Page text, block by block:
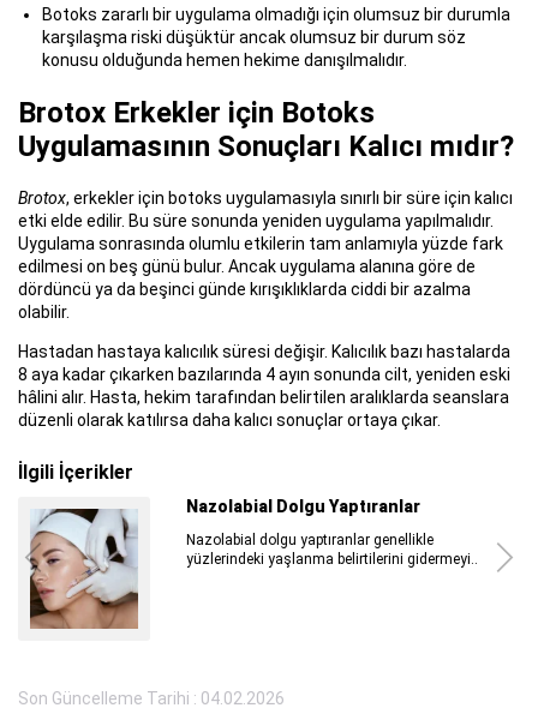
Botoks zararlı bir uygulama olmadığı için olumsuz bir durumla
karşılaşma riski düşüktür ancak olumsuz bir durum söz
konusu olduğunda hemen hekime danışılmalıdır.
Brotox Erkekler için Botoks
Uygulamasının Sonuçları Kalıcı mıdır?
Brotox, erkekler için botoks uygulamasıyla sınırlı bir süre için kalıcı
etki elde edilir. Bu süre sonunda yeniden uygulama yapılmalıdır.
Uygulama sonrasında olumlu etkilerin tam anlamıyla yüzde fark
edilmesi on beş günü bulur. Ancak uygulama alanına göre de
dördüncü ya da beşinci günde kırışıklıklarda ciddi bir azalma
olabilir.
Hastadan hastaya kalıcılık süresi değişir. Kalıcılık bazı hastalarda
8 aya kadar çıkarken bazılarında 4 ayın sonunda cilt, yeniden eski
hâlini alır. Hasta, hekim tarafından belirtilen aralıklarda seanslara
düzenli olarak katılırsa daha kalıcı sonuçlar ortaya çıkar.
İlgili İçerikler
Nazolabial Dolgu Yaptıranlar
Nazolabial dolgu yaptıranlar genellikle
yüzlerindeki yaşlanma belirtilerini gidermeyi..
Son Güncelleme Tarihi : 04.02.2026